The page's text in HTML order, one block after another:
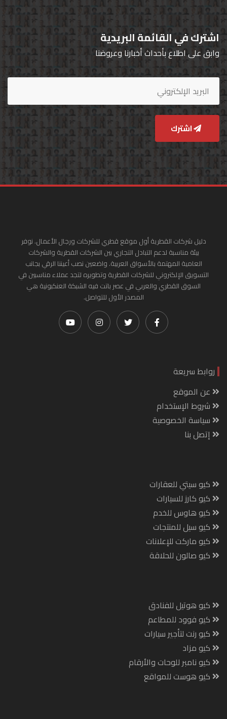
اشترك في القائمة البريدية
وابق على اطلاع بأحداث أخبارنا وعروضنا
اشترك
دليل شركات القطرية أول موقع قطري للشركات ورجال الأعمال. نوفر
بيئة مناسبة لدعم التبادل التجاري بين الشركات القطرية والشركات
العامية المهتمة بالأسواق العربية. واضعين نصب أعيننا الرقي بجانب
التسويق الإلكتروني للشركات القطرية وتطويره لتجد عملاء مناسبين في
السوق القطري والعربي في عصر باتت فيه الشبكة العنكبونية هي
المصدر الأول للتواصل.
روابط سريعة
عن الموقع
شروط الإستخدام
سياسة الخصوصية
إتصل بنا
كيو سيتي للعقارات
كيو كارز للسيارات
كيو هاوس للخدم
كيو سيل للمنتجات
كيو ماركت للإعلانات
كيو صالون للحلاقة
كيو هوتيل للفنادق
كيو فوود للمطاعم
كيو رنت لتأجير سيارات
كيو مزاد
كيو نامبر للوحات والأرقام
كيو هوست للمواقع